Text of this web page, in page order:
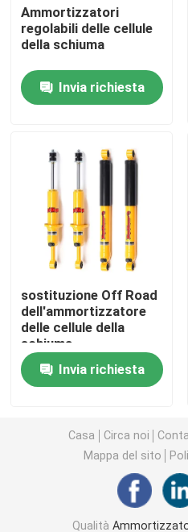
Contattaci
Ammortizzatori
Ammortizzatore delle
Nitro ammortizzatori del
Ammortizzatore a
Mono ammortizzatore
Molla elicoidale del
Ammortizzatori
regolabili delle cellule
della schiuma
Invia richiesta
sostituzione Off Road
dell'ammortizzatore
delle cellule della
schiuma
dell'ascensore 4x4 per
Isuzu D-massimo
Invia richiesta
Casa Circa noi
Mappa del sito
Qualità